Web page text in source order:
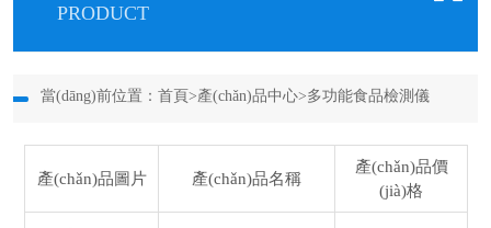
PRODUCT
當(dāng)前位置： 首頁>產(chǎn)品中心>多功能食品檢測儀
產(chǎn)品圖片 產(chǎn)品名稱
產(chǎn)品價
(jià)格